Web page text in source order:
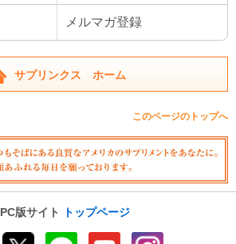
メルマガ登録
サプリンクス ホーム
このページのトップへ
PC版サイト トップページ